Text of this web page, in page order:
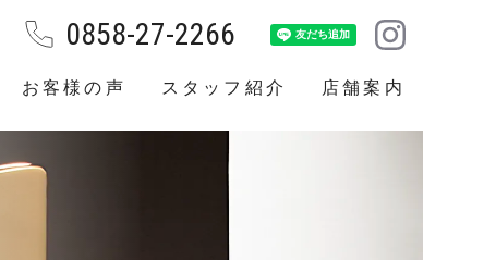
お客様の声 スタッフ紹介 店舗案内
0858-27-2266